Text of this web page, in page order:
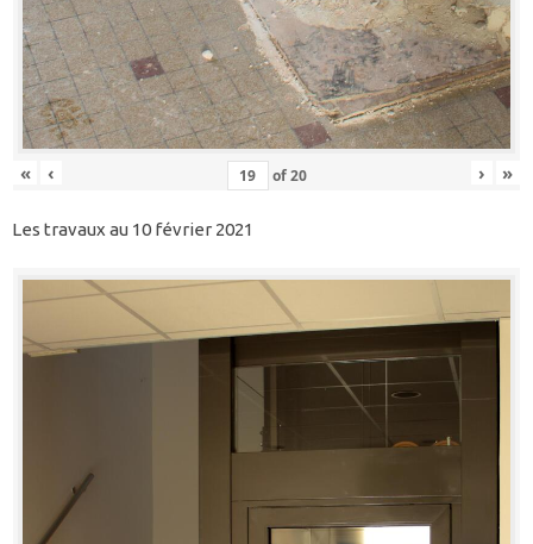
« ‹ of20 › »
Les travaux au 10 février 2021